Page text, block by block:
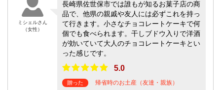
ミシェルさん
（女性）
長崎県佐世保市では誰もが知るお菓子店の商
品で、他県の親戚や友人には必ずこれを持っ
て行きます。小さなチョコレートケーキで何
個でも食べられます。干しブドウ入りで洋酒
が効いていて大人のチョコレートケーキとい
った感じです。
5.0
贈った 帰省時のお土産（友達・親族）